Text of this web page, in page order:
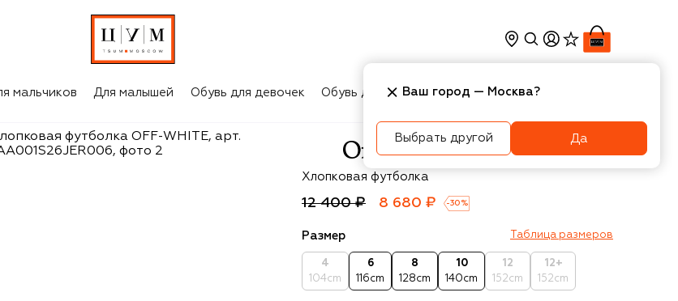
мальчиков Для малышей Обувь для девочек Обувь для мальчиков Игрушки Аксесcуары
Off-White
Хлопковая футболка
12 400 ₽ 8 680 ₽ -30 %
Размер Таблица размеров
4
104cm
6
116cm
8
128cm
10
140cm
12
152cm
12+
152cm
Ваш город — Москва?
Выбрать другой Да